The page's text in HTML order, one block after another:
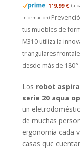
119,99 € (a
información)
tus muebles de
M310 utiliza la
triangulares
desde más de
Los robot
serie 20 aqua
un
de muchas
ergonomía cada
casas que